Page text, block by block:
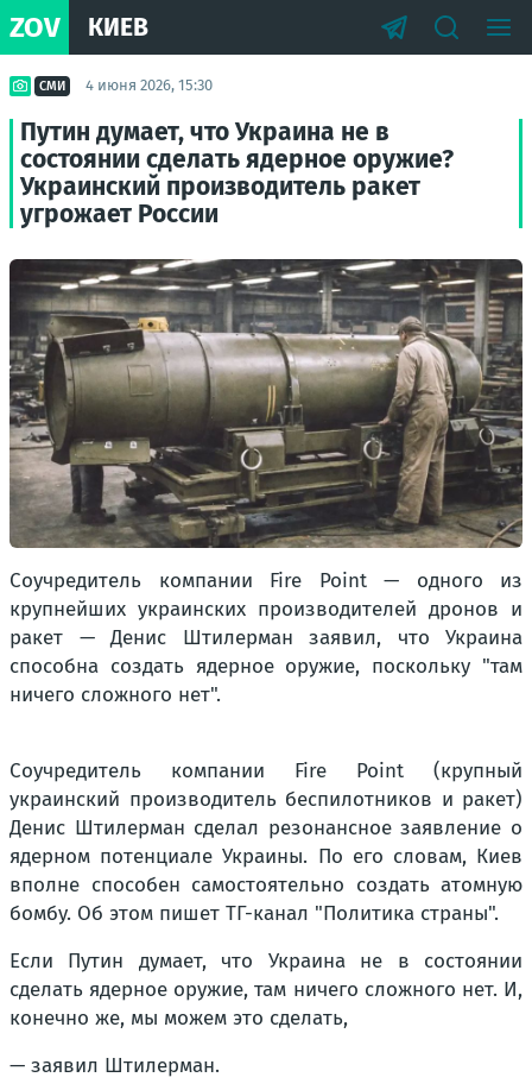
ZOV КИЕВ
СМИ 4 июня 2026, 15:30
Путин думает, что Украина не в
состоянии сделать ядерное оружие?
Украинский производитель ракет
угрожает России
Соучредитель компании Fire Point — одного из
крупнейших украинских производителей дронов и
ракет — Денис Штилерман заявил, что Украина
способна создать ядерное оружие, поскольку "там
ничего сложного нет".
Соучредитель компании Fire Point (крупный
украинский производитель беспилотников и ракет)
Денис Штилерман сделал резонансное заявление о
ядерном потенциале Украины. По его словам, Киев
вполне способен самостоятельно создать атомную
бомбу. Об этом пишет ТГ-канал "Политика страны".
Если Путин думает, что Украина не в состоянии
сделать ядерное оружие, там ничего сложного нет. И,
конечно же, мы можем это сделать,
— заявил Штилерман.